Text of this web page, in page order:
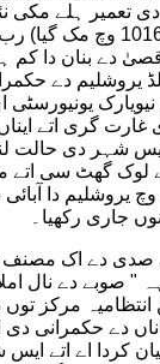
تعمیر ہلے مکی
گیا ۔ ( چٹان تے گنبد
دے بنان دا کم
یروشلیم دے
غارت گری اتے
شہر دی حالت
لوک گھٹ سی اتے
جاری رکھیا۔
دے اک مصنف
" صوبے دے نال
مرکز
دے حکمرانی
کردا اے اتے